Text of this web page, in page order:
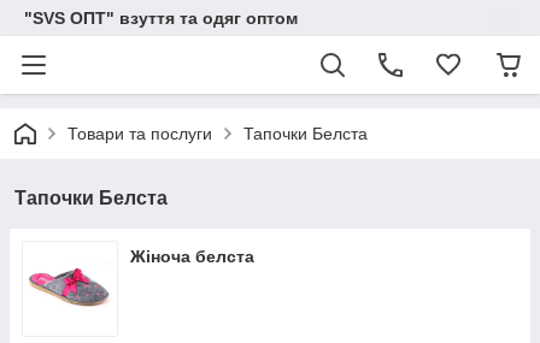
"SVS ОПТ" взуття та одяг оптом
Товари та послуги Тапочки Белста
Тапочки Белста
Жіноча белста